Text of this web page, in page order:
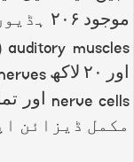
موجود ۲۰۶ ہڈیوں، ۶۰۰ پٹھوں (
auditory muscles
اور ۲۰ لاکھ
nerve cells
مکمل ڈیزائن